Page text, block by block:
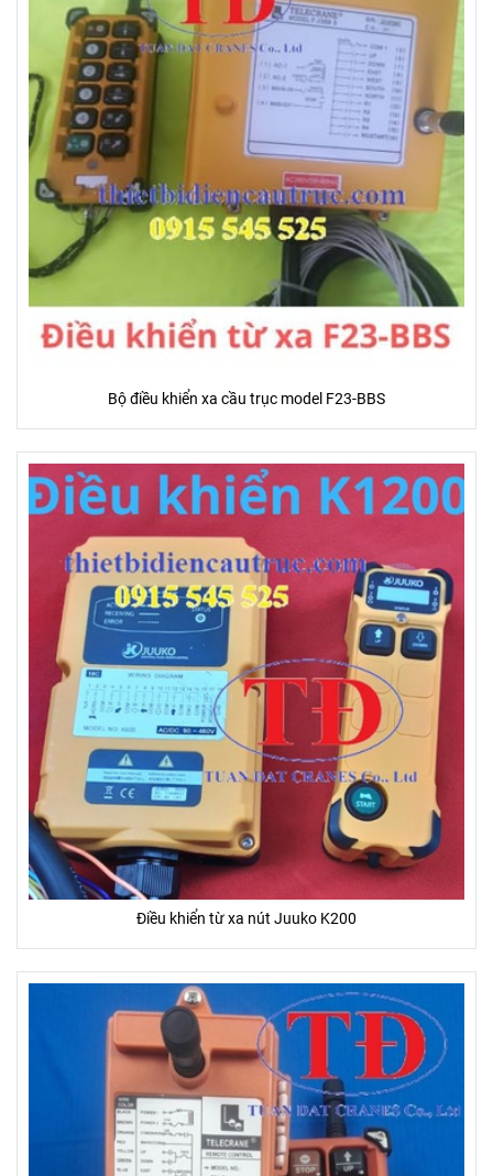
Bộ điều khiển xa cầu trục model F23-BBS
Điều khiển từ xa nút Juuko K200